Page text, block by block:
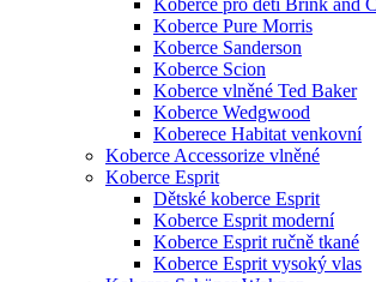
Koberce Pure Morris
Koberce Sanderson
Koberce Scion
Koberce vlněné Ted Baker
Koberce Wedgwood
Koberece Habitat venkovní
Koberce Accessorize vlněné
Koberce Esprit
Dětské koberce Esprit
Koberce Esprit moderní
Koberce Esprit ručně tkané
Koberce Esprit vysoký vlas